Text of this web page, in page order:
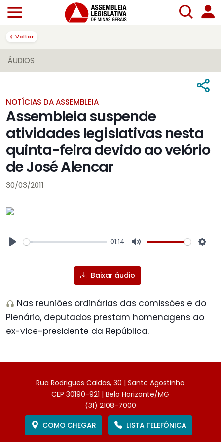
Voltar
ÁUDIOS
NOTÍCIAS DA ASSEMBLEIA
Assembleia suspende
atividades legislativas nesta
quinta-feira devido ao velório
de José Alencar
30/03/2011
01:14
Baixar áudio
Nas reuniões ordinárias das comissões e do
Plenário, deputados prestam homenagens ao
ex-vice-presidente da República.
Rua Rodrigues Caldas, 30 | Santo Agostinho
CEP 30190-921 | Belo Horizonte/MG
(31) 2108-7000
COMO CHEGAR
LISTA TELEFÔNICA